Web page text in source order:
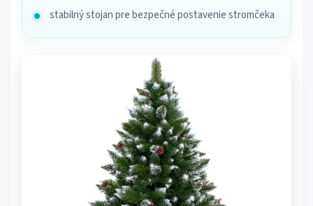
stabilný stojan pre bezpečné postavenie stromčeka